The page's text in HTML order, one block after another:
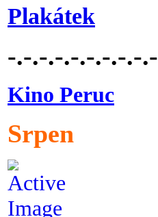
Plakátek
-.-.-.-.-.-.-.-.-.-
Kino Peruc
Srpen